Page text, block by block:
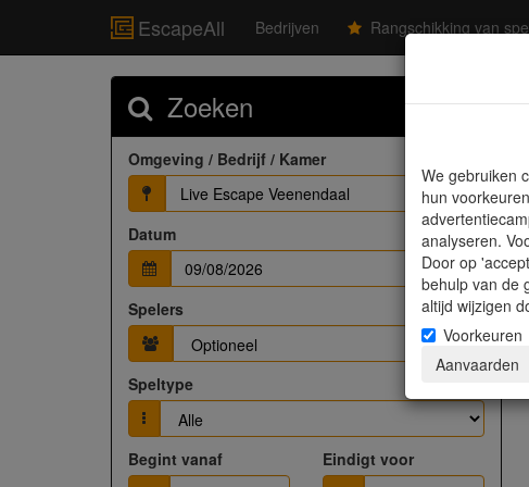
EscapeAll Bedrijven Rangschikking van
Zoeken
Omgeving / Bedrijf / Kamer
Live Escape Veenendaal
Datum
Spelers
Speltype
Begint vanaf Eindigt voor
We gebruiken
hun
analyseren.
Door op
behulp van de
altijd wijzigen
Voorkeuren
Aanvaarden